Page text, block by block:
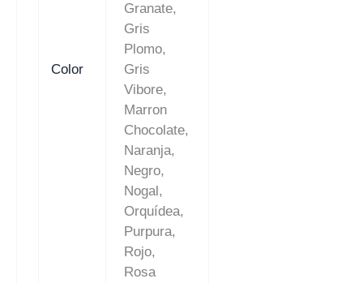
Color
Granate,
Gris
Plomo,
Gris
Vibore,
Marron
Chocolate,
Naranja,
Negro,
Nogal,
Orquídea,
Purpura,
Rojo,
Rosa